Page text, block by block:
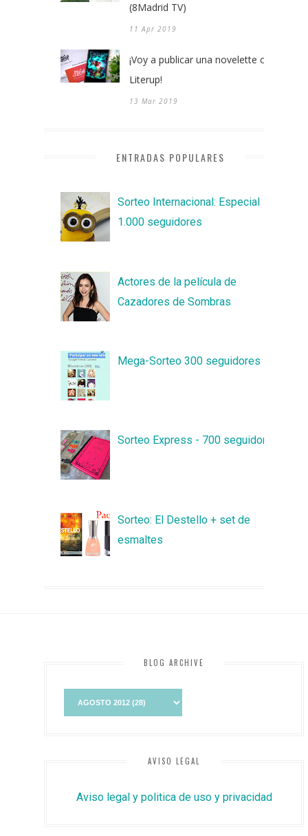
(8Madrid TV)
11 Apr 2019
¡Voy a publicar una novelette con
Literup!
13 Mar 2019
ENTRADAS POPULARES
Sorteo Internacional: Especial
1.000 seguidores
Actores de la película de
Cazadores de Sombras
Mega-Sorteo 300 seguidores
Sorteo Express - 700 seguidores
Sorteo: El Destello + set de
esmaltes
BLOG ARCHIVE
AVISO LEGAL
Aviso legal y politica de uso y privacidad